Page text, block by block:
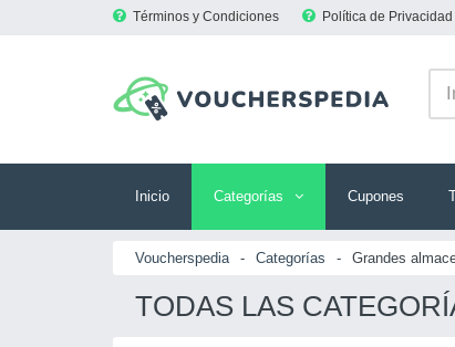
Términos y Condiciones Política de Privacidad
Inicio Categorías Cupones
Voucherspedia - Categorías - Grandes
TODAS LAS